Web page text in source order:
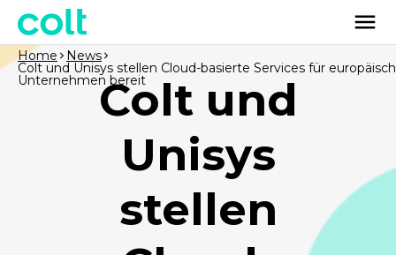
Colt und
Unisys
stellen
Home News
Colt und Unisys stellen Cloud-basierte Services für
Unternehmen bereit